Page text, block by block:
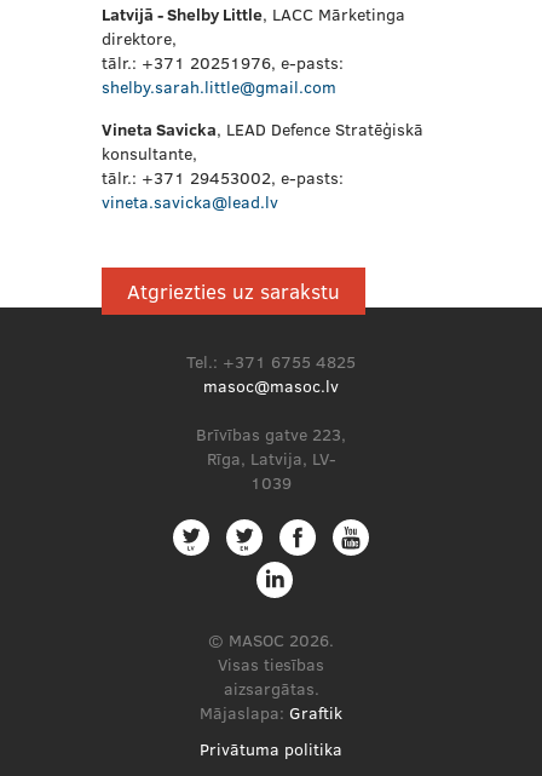
Latvijā -Shelby Little, LACC Mārketinga
direktore,
tālr.: +371 20251976, e-pasts:
shelby.sarah.little@gmail.com
Vineta Savicka, LEAD Defence Stratēģiskā
konsultante,
tālr.: +371 29453002, e-pasts:
vineta.savicka@lead.lv
Atgriezties uz sarakstu
© MASOC 2026.
Visas tiesības
aizsargātas.
Mājaslapa: Graftik
Brīvības gatve 223,
Rīga, Latvija, LV-
1039
Tel.: +371 6755 4825
masoc@masoc.lv
Privātuma politika